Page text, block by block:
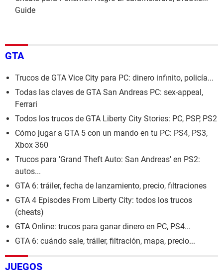
Guide
GTA
Trucos de GTA Vice City para PC: dinero infinito, policía...
Todas las claves de GTA San Andreas PC: sex-appeal,
Ferrari
Todos los trucos de GTA Liberty City Stories: PC, PSP, PS2
Cómo jugar a GTA 5 con un mando en tu PC: PS4, PS3,
Xbox 360
Trucos para 'Grand Theft Auto: San Andreas' en PS2:
autos...
GTA 6: tráiler, fecha de lanzamiento, precio, filtraciones
GTA 4 Episodes From Liberty City: todos los trucos
(cheats)
GTA Online: trucos para ganar dinero en PC, PS4...
GTA 6: cuándo sale, tráiler, filtración, mapa, precio...
JUEGOS